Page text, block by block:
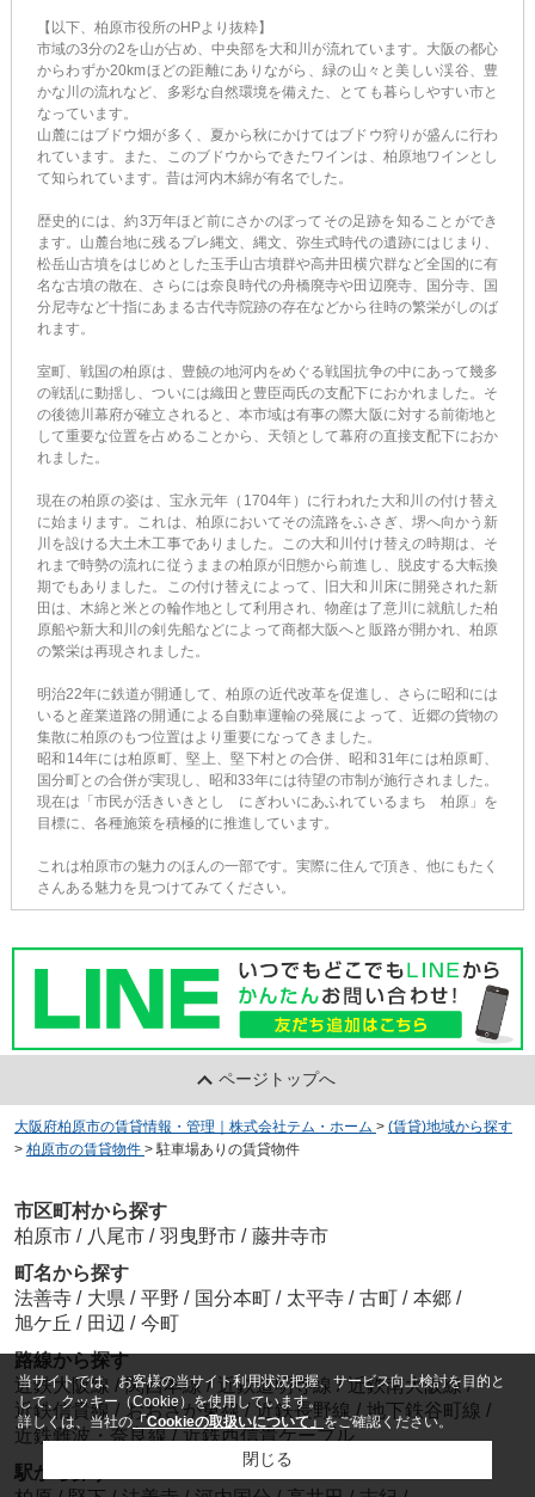
【以下、柏原市役所のHPより抜粋】
市域の3分の2を山が占め、中央部を大和川が流れています。大阪の都心
からわずか20kmほどの距離にありながら、緑の山々と美しい渓谷、豊
かな川の流れなど、多彩な自然環境を備えた、とても暮らしやすい市と
なっています。
山麓にはブドウ畑が多く、夏から秋にかけてはブドウ狩りが盛んに行わ
れています。また、このブドウからできたワインは、柏原地ワインとし
て知られています。昔は河内木綿が有名でした。
歴史的には、約3万年ほど前にさかのぼってその足跡を知ることができ
ます。山麓台地に残るプレ縄文、縄文、弥生式時代の遺跡にはじまり、
松岳山古墳をはじめとした玉手山古墳群や高井田横穴群など全国的に有
名な古墳の散在、さらには奈良時代の舟橋廃寺や田辺廃寺、国分寺、国
分尼寺など十指にあまる古代寺院跡の存在などから往時の繁栄がしのば
れます。
室町、戦国の柏原は、豊饒の地河内をめぐる戦国抗争の中にあって幾多
の戦乱に動揺し、ついには織田と豊臣両氏の支配下におかれました。そ
の後徳川幕府が確立されると、本市域は有事の際大阪に対する前衛地と
して重要な位置を占めることから、天領として幕府の直接支配下におか
れました。
現在の柏原の姿は、宝永元年（1704年）に行われた大和川の付け替え
に始まります。これは、柏原においてその流路をふさぎ、堺へ向かう新
川を設ける大土木工事でありました。この大和川付け替えの時期は、そ
れまで時勢の流れに従うままの柏原が旧態から前進し、脱皮する大転換
期でもありました。この付け替えによって、旧大和川床に開発された新
田は、木綿と米との輪作地として利用され、物産は了意川に就航した柏
原船や新大和川の剣先船などによって商都大阪へと販路が開かれ、柏原
の繁栄は再現されました。
明治22年に鉄道が開通して、柏原の近代改革を促進し、さらに昭和には
いると産業道路の開通による自動車運輸の発展によって、近郷の貨物の
集散に柏原のもつ位置はより重要になってきました。
昭和14年には柏原町、堅上、堅下村との合併、昭和31年には柏原町、
国分町との合併が実現し、昭和33年には待望の市制が施行されました。
現在は「市民が活きいきとし にぎわいにあふれているまち 柏原」を
目標に、各種施策を積極的に推進しています。
これは柏原市の魅力のほんの一部です。実際に住んで頂き、他にもたく
さんある魅力を見つけてみてください。
ページトップへ
大阪府柏原市の賃貸情報・管理｜株式会社テム・ホーム > (賃貸)地域から探す
> 柏原市の賃貸物件 > 駐車場ありの賃貸物件
市区町村から探す
柏原市 / 八尾市 / 羽曳野市 / 藤井寺市
町名から探す
法善寺 / 大県 / 平野 / 国分本町 / 太平寺 / 古町 / 本郷 /
旭ケ丘 / 田辺 / 今町
路線から探す
近鉄大阪線 / 関西本線/ 近鉄道明寺線/ 近鉄南大阪線/
近鉄信貴線/ おおさか東線/ 近鉄長野線 / 地下鉄谷町線 /
近鉄難波・奈良線/ 近鉄西信貴ケーブル
駅から探す
当サイトでは、お客様の当サイト利用状況把握、サービス向上検討を目的と
して、クッキー（Cookie）を使用しています。
詳しくは、当社の 「Cookieの取扱いについて」をご確認ください。
閉じる